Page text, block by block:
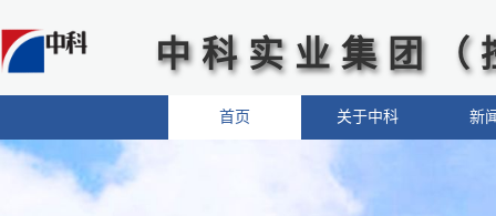
中科实业集团
首页 关于中科 新